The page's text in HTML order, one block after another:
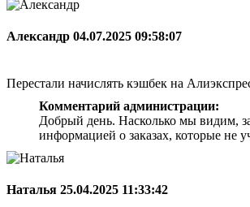
Александр 04.07.2025 09:58:07
Перестали начислять кэшбек на
Комментарий администрации:
Добрый день. Насколько мы видим,
информацией о заказах, которые не
Наталья 25.04.2025 11:33:42